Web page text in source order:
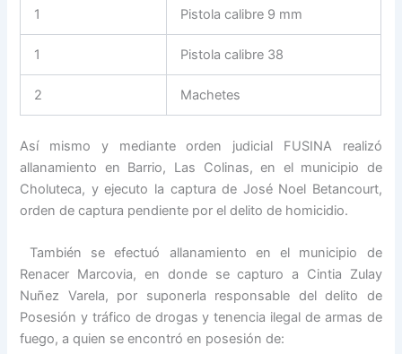
1 Pistola calibre 9 mm
1 Pistola calibre 38
2 Machetes
Así mismo y mediante orden judicial FUSINA realizó
allanamiento en Barrio, Las Colinas, en el municipio de
Choluteca, y ejecuto la captura de José Noel Betancourt,
orden de captura pendiente por el delito de homicidio.
También se efectuó allanamiento en el municipio de
Renacer Marcovia, en donde se capturo a Cintia Zulay
Nuñez Varela, por suponerla responsable del delito de
Posesión y tráfico de drogas y tenencia ilegal de armas de
fuego, a quien se encontró en posesión de: